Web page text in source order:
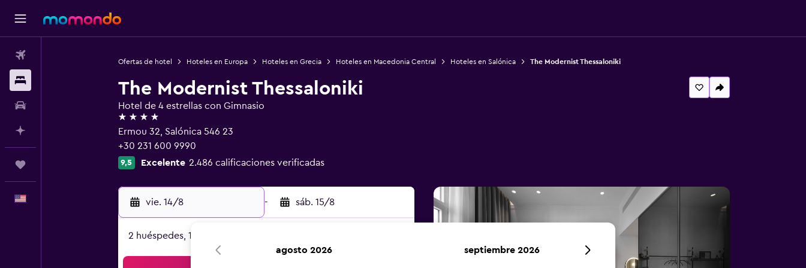
Ofertas de hotel Hoteles en Europa Hoteles en Grecia Hoteles en Macedonia Central Hoteles en Salónica The Modernist Thessaloniki
The Modernist Thessaloniki
Hotel de 4 estrellas con Gimnasio
4 estrellas
Ermou 32, Salónica 546 23
+30 231 600 9990
9,5 Excelente 2.486 calificaciones verificadas
vie. 14/8 - sáb. 15/8
2 huéspedes, 1 habitación
agosto 2026 septiembre 2026